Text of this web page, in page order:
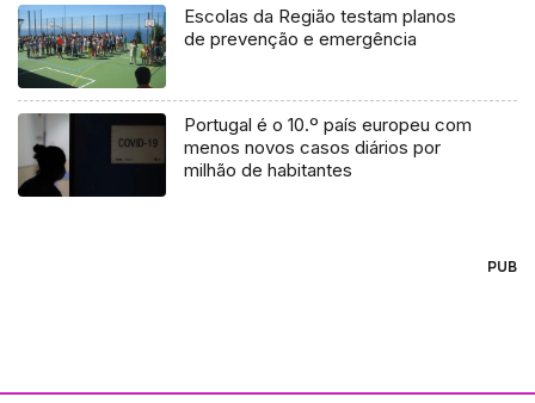
Escolas da Região testam planos
de prevenção e emergência
Portugal é o 10.º país europeu com
menos novos casos diários por
milhão de habitantes
PUB